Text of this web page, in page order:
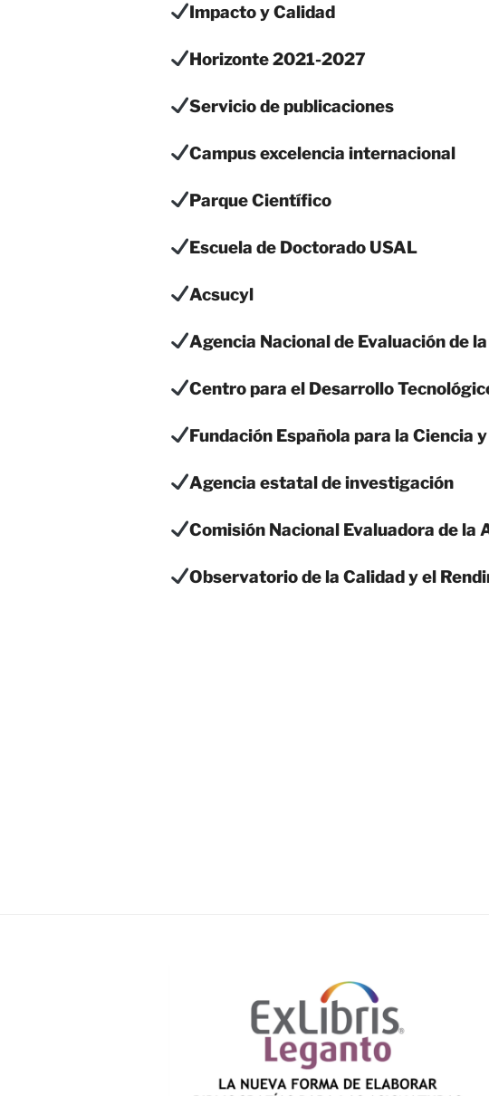
Impacto y Calidad
Horizonte 2021-2027
Servicio de publicaciones
Campus excelencia internacional
Parque Científico
Escuela de Doctorado USAL
Acsucyl
Agencia Nacional de Evaluación de
Centro para el Desarrollo
Fundación Española para la Ciencia
Agencia estatal de investigación
Comisión Nacional Evaluadora de
Observatorio de la Calidad y el